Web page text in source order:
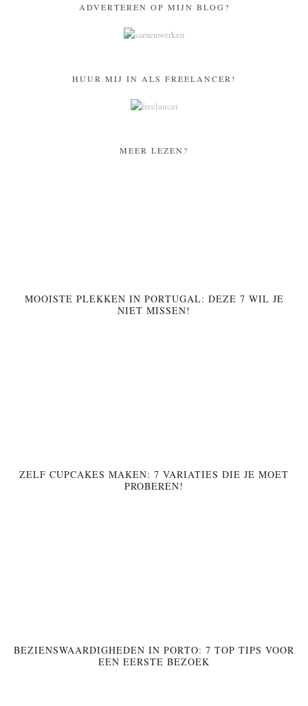
ADVERTEREN OP MIJN BLOG?
HUUR MIJ IN ALS FREELANCER!
MEER LEZEN?
MOOISTE PLEKKEN IN PORTUGAL: DEZE 7 WIL JE
NIET MISSEN!
ZELF CUPCAKES MAKEN: 7 VARIATIES DIE JE MOET
PROBEREN!
BEZIENSWAARDIGHEDEN IN PORTO: 7 TOP TIPS VOOR
EEN EERSTE BEZOEK